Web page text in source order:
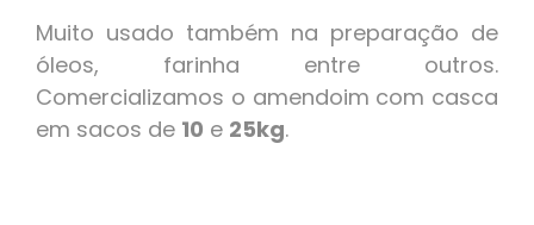
Muito usado também na preparação de
óleos, farinha entre outros.
Comercializamos o amendoim com casca
em sacos de 10 e 25kg.